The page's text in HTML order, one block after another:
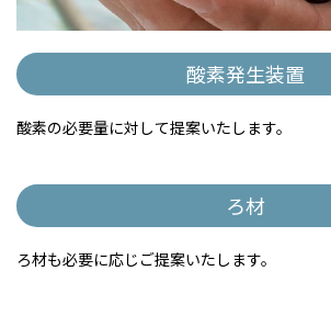
酸素発生装置
酸素の必要量に対して提案いたします。
ろ材
ろ材も必要に応じご提案いたします。